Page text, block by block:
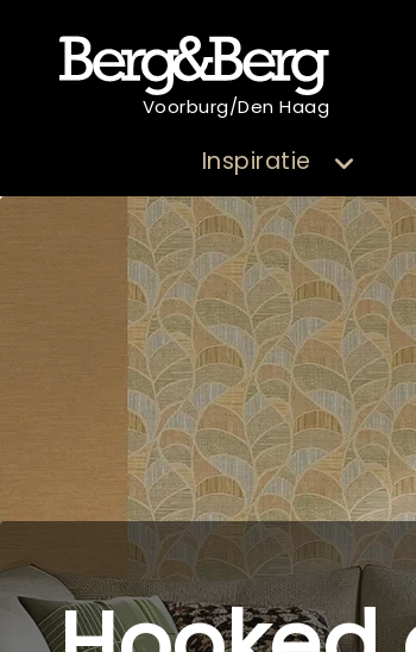
Voorburg/Den Haag
Inspiratie